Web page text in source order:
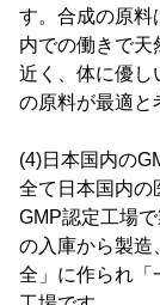
す。合成の原料
内での働きで天
近く、体に優し
の原料が最適と
(4)日本国内の
全て日本国内の
GMP認定工場
の入庫から製造
全」に作られ「